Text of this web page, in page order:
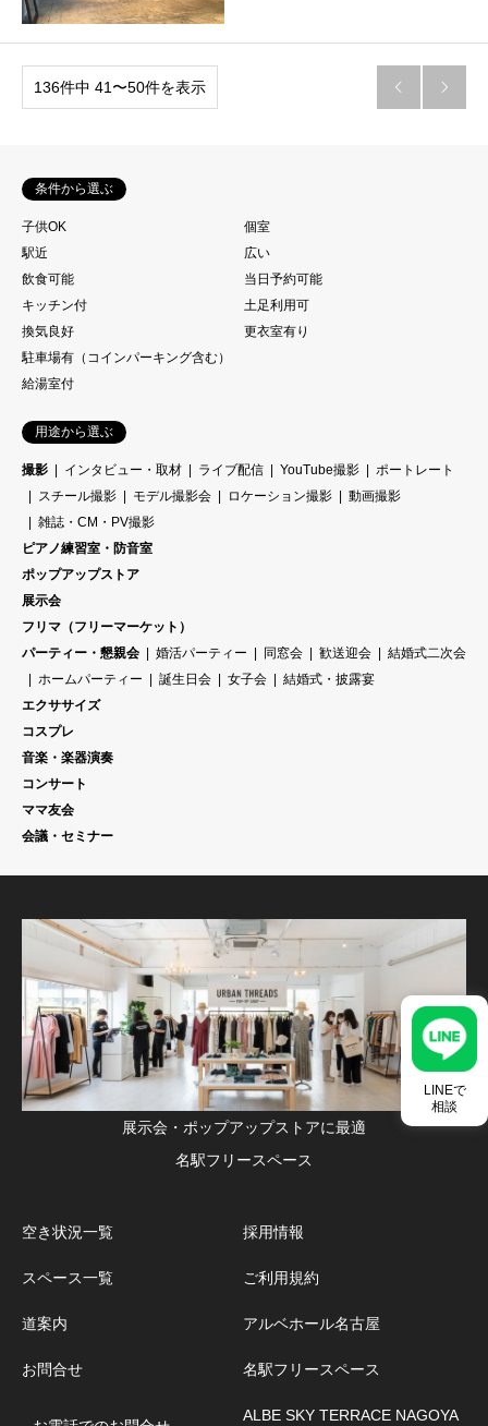
136件中 41〜50件を表示  
LINEで
相談
条件から選ぶ
子供OK
個室
駅近
広い
飲食可能
当日予約可能
キッチン付
土足利用可
換気良好
更衣室有り
駐車場有（コインパーキング含む）
給湯室付
用途から選ぶ
撮影 インタビュー・取材 ライブ配信 YouTube撮影
ポートレート
スチール撮影
モデル撮影会 ロケーション撮影
動画撮影
雑誌・CM・PV撮影
ピアノ練習室・防音室
ポップアップストア
展示会
フリマ（フリーマーケット）
パーティー・懇親会
婚活パーティー 同窓会 歓送迎会
結婚式二次会
ホームパーティー
誕生日会 女子会
結婚式・披露宴
エクササイズ
コスプレ
音楽・楽器演奏
コンサート
ママ友会
会議・セミナー
展示会・ポップアップストアに最適
名駅フリースペース
空き状況一覧
スペース一覧
道案内
お問合せ
採用情報
ご利用規約
アルベホール名古屋
名駅フリースペース
ALBE SKY TERRACE NAGOYA